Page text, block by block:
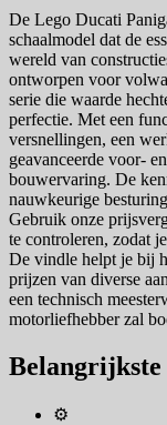
De Lego Ducati
schaalmodel dat de
wereld van
ontworpen voor
serie die waarde
perfectie. Met een
versnellingen, een
geavanceerde voor-
bouwervaring. De
nauwkeurige
Gebruik onze
te controleren, zodat
De vindle helpt je bij
prijzen van diverse
een technisch
motorliefhebber zal
Belangrijkste
⚙️